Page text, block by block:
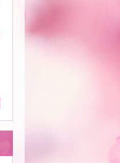
Hellsichtiges, Hellfühliges,
Engelmedium/Kartenmedium mit